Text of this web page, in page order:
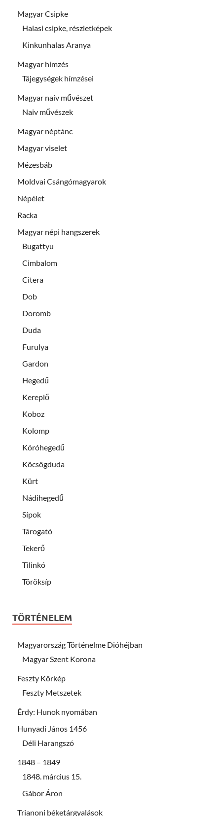
Magyar Csipke
Halasi csipke, részletképek
Kinkunhalas Aranya
Magyar hímzés
Tájegységek hímzései
Magyar naiv művészet
Naiv művészek
Magyar néptánc
Magyar viselet
Mézesbáb
Moldvai Csángómagyarok
Népélet
Racka
Magyar népi hangszerek
Bugattyu
Cimbalom
Citera
Dob
Doromb
Duda
Furulya
Gardon
Hegedű
Kereplő
Koboz
Kolomp
Kóróhegedű
Köcsögduda
Kürt
Nádihegedű
Sípok
Tárogató
Tekerő
Tilinkó
Töröksíp
TÖRTÉNELEM
Magyarország Történelme Dióhéjban
Magyar Szent Korona
Feszty Körkép
Feszty Metszetek
Érdy: Hunok nyomában
Hunyadi János 1456
Déli Harangszó
1848 – 1849
1848. március 15.
Gábor Áron
Trianoni béketárgyalások